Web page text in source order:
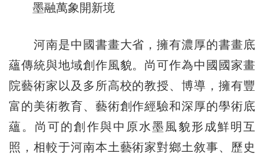
墨融萬象開新境
河南是中國書畫大省，擁有濃厚的書畫底
蘊傳統與地域創作風貌。尚可作為中國國家畫
院藝術家以及多所高校的教授、博導，擁有豐
富的美術教育、藝術創作經驗和深厚的學術底
蘊。尚可的創作與中原水墨風貌形成鮮明互
照，相較于河南本土藝術家對鄉土敘事、歷史